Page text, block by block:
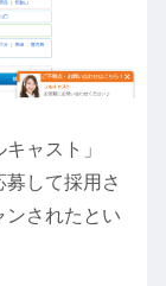
ャスト」
募して採用さ
ンされたとい